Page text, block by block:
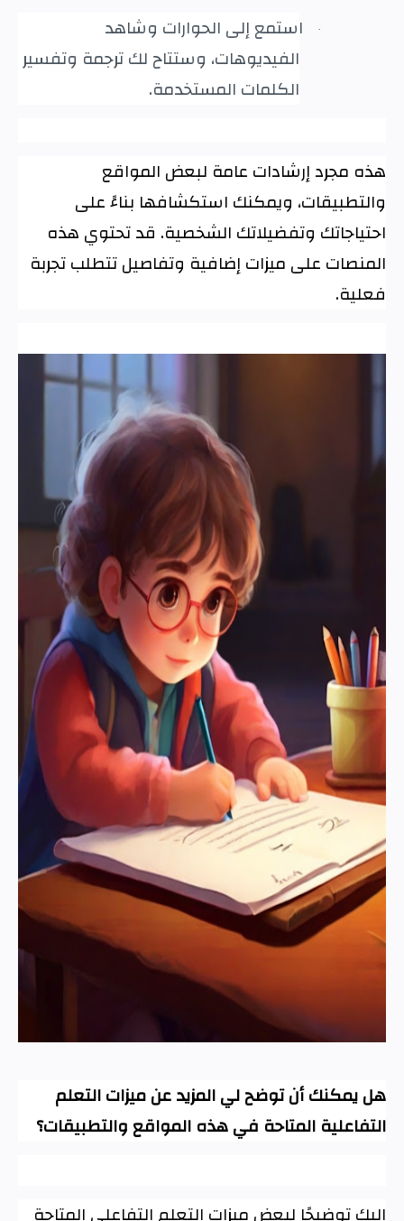
·
استمع إلى الحوارات وشاهد
الفيديوهات، وستتاح لك ترجمة وتفسير
الكلمات المستخدمة.
هذه مجرد إرشادات عامة لبعض المواقع
والتطبيقات، ويمكنك استكشافها بناءً على
احتياجاتك وتفضيلاتك الشخصية. قد تحتوي هذه
المنصات على ميزات إضافية وتفاصيل تتطلب تجربة
فعلية.
هل يمكنك أن توضح لي المزيد عن ميزات التعلم
التفاعلية المتاحة في هذه المواقع والتطبيقات؟
إليك توضيحًا لبعض ميزات التعلم التفاعلي المتاحة